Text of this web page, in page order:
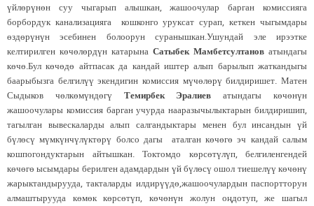
үйлөрүнөн суу чыгарып алышкан, жашоочулар барган комиссияга
борбордук канализацияга кошконго уруксат сурап, кеткен чыгымдары
өздөрүнүн эсебинен болоорун суранышкан.Ушундай эле ирээтке
келтирилген көчөлөрдүн катарына Сатыбек Мамбетсултанов атындагы
көчө.Бул көчөдө айтпасак да кандай иштер алып барылып жаткандыгы
баарыбызга белгилүү экендигин комиссия мүчөлөрү билдиришет. Матен
Сыдыков чөлкөмүндөгү Темирбек Эралиев атындагы көчөнүн
жашоочулары комиссия барган учурда нааразычылыктарын билдиришип,
тагылган вывескаларды алып салгандыктары менен бул инсандын үй
бүлөсү мүмкүнчүлүктөрү болсо дагы аталган көчөгө эч кандай салым
кошпогондуктарын айтышкан. Токтомдо көрсөтүлүп, белгиленгендей
көчөгө ысымдары берилген адамдардын үй бүлөсү ошол тиешелүү көчөнү
жарыктандырууда, такталарды илдирүүдө,жашоочулардын паспортторун
алмаштырууда көмөк көрсөтүп, көчөнүн жолун оңдотуп, же шагыл